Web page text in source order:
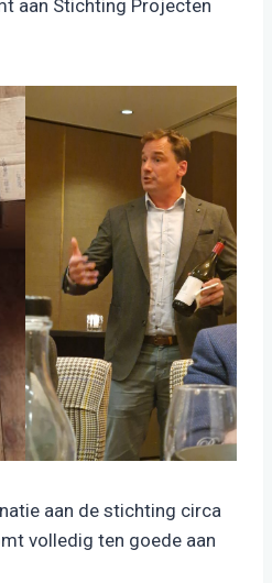
aan Stichting Projecten
aan de stichting circa
volledig ten goede aan